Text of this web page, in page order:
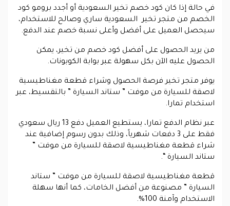
في حالة إذا كان كود خصم تخير السعودية أو أجدد برومو كود
الخصم من متجر تخير السعودية ساري وصالح للاستخدام،
سيحصل العميل على أفضل وأعلى نسبة خصم عند الدفع.
من يريد الحصول على أفضل كود خصم من تخير، يمكن
الحصول عليه الآن بكل سهولة عبر بوابة الكوبونات.
يوفر متجر تخير فرصة الحصول وشراء قطعة مغناطيسية
لاصقة للسيارة من موفت ” ستاند السيارة ” بالتقسيط، عبر
استخدام تمارا.
عبر نظام الدفع تمارا، يستطيع العميل دفع 13 ريال سعودي
فقط على 3 دفعات شهرياً، وذلك بدون رسوم إضافية عند
شراء قطعة مغناطيسية لاصقة للسيارة من موفت ”
ستاند السيارة “.
قطعة مغناطيسية لاصقة للسيارة من موفت ” ستاند
السيارة ” مصنوعة من أفضل الخامات، كما أنها سهلة
الاستخدام وآمنة 100%.